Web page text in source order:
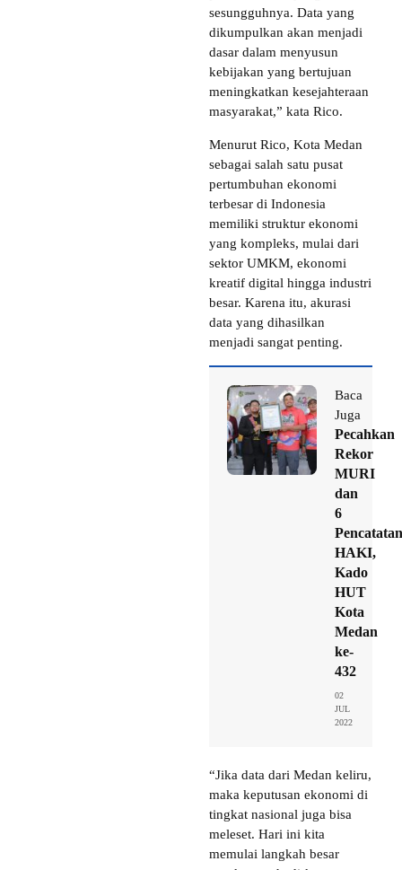
sesungguhnya. Data yang
dikumpulkan akan menjadi
dasar dalam menyusun
kebijakan yang bertujuan
meningkatkan kesejahteraan
masyarakat,” kata Rico.
Menurut Rico, Kota Medan
sebagai salah satu pusat
pertumbuhan ekonomi
terbesar di Indonesia
memiliki struktur ekonomi
yang kompleks, mulai dari
sektor UMKM, ekonomi
kreatif digital hingga industri
besar. Karena itu, akurasi
data yang dihasilkan
menjadi sangat penting.
Baca
Juga
Pecahkan
Rekor
MURI
dan
6
Pencatatan
HAKI,
Kado
HUT
Kota
Medan
ke-
432
02
JUL
2022
“Jika data dari Medan keliru,
maka keputusan ekonomi di
tingkat nasional juga bisa
meleset. Hari ini kita
memulai langkah besar